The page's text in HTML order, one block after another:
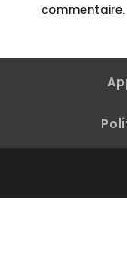
commentaire.